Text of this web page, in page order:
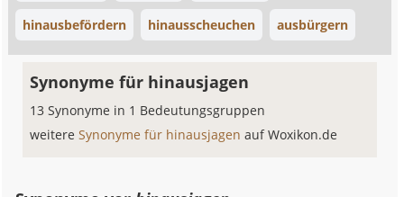
hinausbefördern hinausscheuchen ausbürgern
Synonyme für hinausjagen
13 Synonyme in 1 Bedeutungsgruppen
weitereSynonyme für hinausjagenauf Woxikon.de